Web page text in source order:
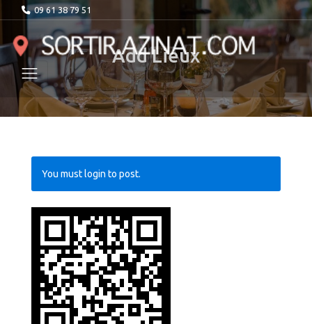
09 61 38 79 51
Add Lieux
You must login to post.